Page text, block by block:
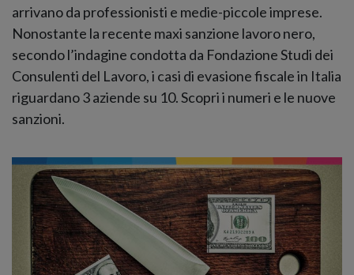
arrivano da professionisti e medie-piccole imprese.
Nonostante la recente maxi sanzione lavoro nero,
secondo l’indagine condotta da Fondazione Studi dei
Consulenti del Lavoro, i casi di evasione fiscale in Italia
riguardano 3 aziende su 10. Scopri i numeri e le nuove
sanzioni.